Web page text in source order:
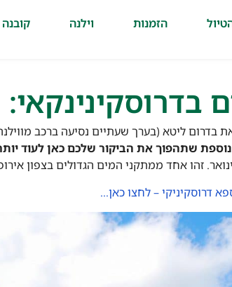
הזמנות וילנה
בדרום ליטא (בערך שעתיים נסיעה ברכב
שתהפוך את הביקור שלכם כאן לעוד
זהו אחד ממתקני המים הגדולים בצפון
דרוסקיניקי – לחצו כאן…